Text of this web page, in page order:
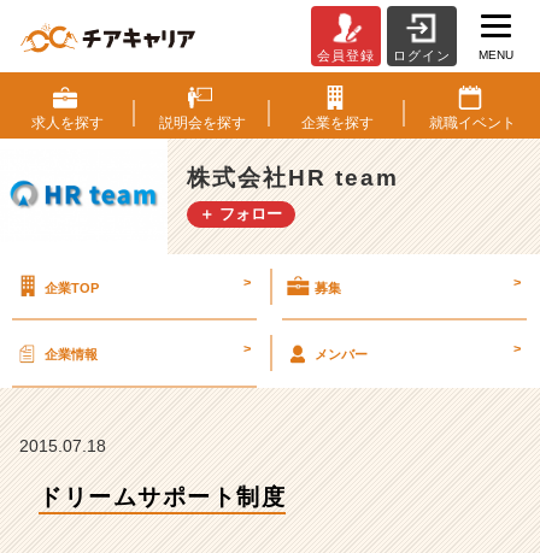
リ
ー
ム
サ
ポ
ー
【株
社
e
a
会員登録 ログイン MENU
求人を探す 説明会を探す 企業を探す 就職イベント
株式会社HR team
＋ フォロー
企業TOP > 募集 >
企業情報 > メンバー >
2015.07.18
ドリームサポート制度